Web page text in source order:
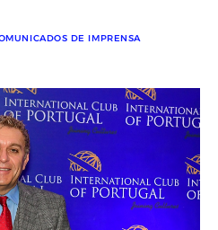
DE IMPRENSA